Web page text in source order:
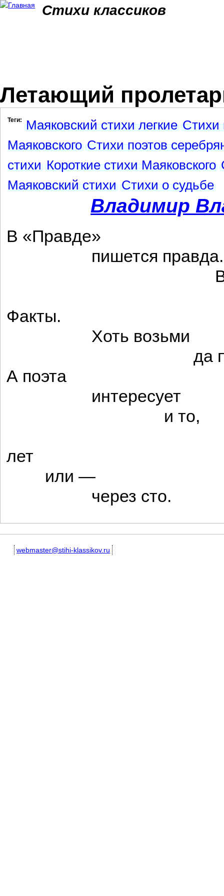
Стихи классиков
Летающий
Теги: Маяковский стихи легкие Стихи
Маяковского Стихи поэтов
стихи Короткие стихи Маяковского
Маяковский стихи Стихи о судьбе
Владимир
В «Правде»
пишется правда.
В
Факты.
Хоть возьми
да положи
А поэта
интересует
и то,
лет
или —
через сто.
webmaster@stihi-klassikov.ru